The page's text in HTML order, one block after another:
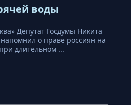
воды
Депутат Госдумы Никита
о праве россиян на
длительном ...